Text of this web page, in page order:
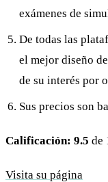
exámenes de
De todas las
el mejor diseño
de su interés por
Sus precios son
Calificación: 9.5 de
Visita su página